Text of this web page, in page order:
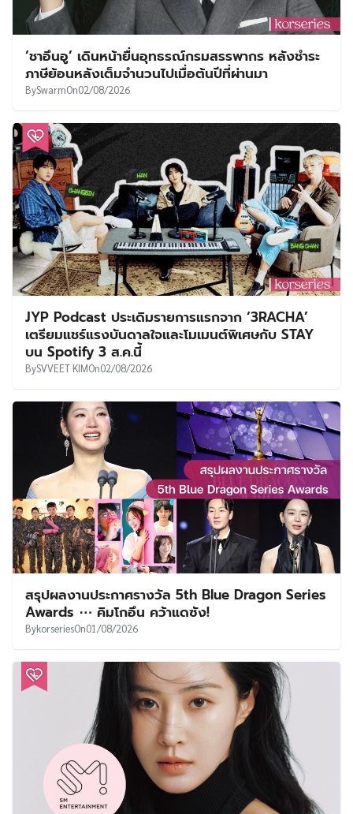
‘ชาอึนอู’ เดินหน้ายื่นอุทธรณ์กรมสรรพากร หลังชำระ
ภาษีย้อนหลังเต็มจำนวนไปเมื่อต้นปีที่ผ่านมา
BySwarmOn02/08/2026
JYP Podcast ประเดิมรายการแรกจาก ‘3RACHA’
เตรียมแชร์แรงบันดาลใจและโมเมนต์พิเศษกับ STAY
บน Spotify 3 ส.ค.นี้
BySVVEET KIMOn02/08/2026
สรุปผลงานประกาศรางวัล 5th Blue Dragon Series
Awards ⋯ คิมโกอึน คว้าแดซัง!
BykorseriesOn01/08/2026